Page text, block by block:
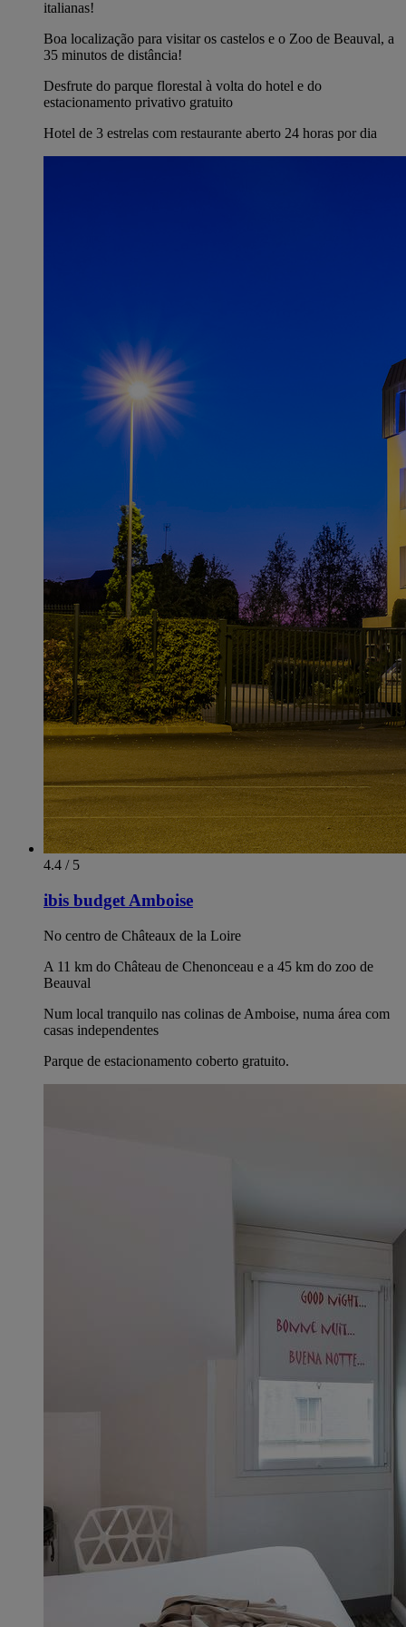
italianas!
Boa localização para visitar os castelos e o Zoo de Beauval, a
35 minutos de distância!
Desfrute do parque florestal à volta do hotel e do
estacionamento privativo gratuito
Hotel de 3 estrelas com restaurante aberto 24 horas por dia
4.4 / 5
ibis budget Amboise
No centro de Châteaux de la Loire
A 11 km do Château de Chenonceau e a 45 km do zoo de
Beauval
Num local tranquilo nas colinas de Amboise, numa área com
casas independentes
Parque de estacionamento coberto gratuito.